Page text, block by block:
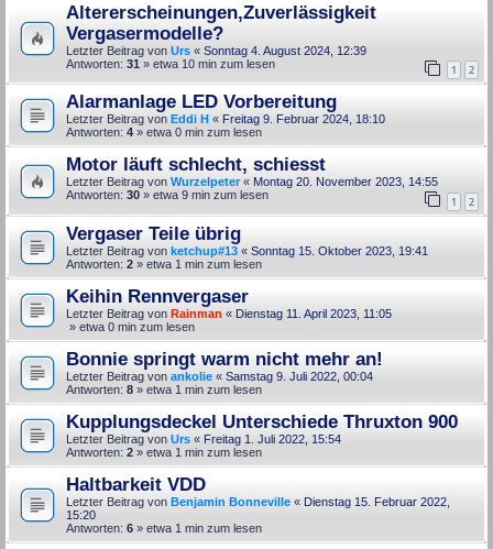
Altererscheinungen,Zuverlässigkeit
Vergasermodelle?
Letzter Beitrag von Urs « Sonntag 4. August 2024, 12:39
Antworten: 31 1 2
» etwa 10 min zum lesen
Alarmanlage LED Vorbereitung
Letzter Beitrag von Eddi H « Freitag 9. Februar 2024, 18:10
Antworten: 4 » etwa 0 min zum lesen
Motor läuft schlecht, schiesst
Letzter Beitrag von Wurzelpeter« Montag 20. November 2023, 14:55
Antworten: 30 1 2
» etwa 9 min zum lesen
Vergaser Teile übrig
Letzter Beitrag von ketchup#13 « Sonntag 15. Oktober 2023, 19:41
Antworten: 2 » etwa 1 min zum lesen
Keihin Rennvergaser
Letzter Beitrag von Rainman « Dienstag 11. April 2023, 11:05
» etwa 0 min zum lesen
Bonnie springt warm nicht mehr an!
Letzter Beitrag von ankolie « Samstag 9. Juli 2022, 00:04
Antworten: 8 » etwa 1 min zum lesen
Kupplungsdeckel Unterschiede Thruxton 900
Letzter Beitrag von Urs « Freitag 1. Juli 2022, 15:54
Antworten: 2 » etwa 1 min zum lesen
Haltbarkeit VDD
Letzter Beitrag von Benjamin Bonneville « Dienstag 15. Februar 2022,
15:20
Antworten: 6 » etwa 1 min zum lesen